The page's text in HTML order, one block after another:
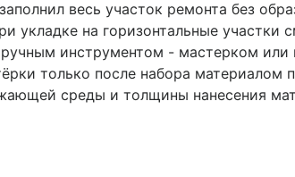
весь участок ремонта без
укладке на горизонтальные
инструментом - мастерком
только после набора материалом
среды и толщины нанесения